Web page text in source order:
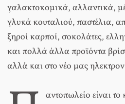
γαλακτοκομικά, αλλαντικά,
γλυκά κουταλιού, παστέλια,
ξηροί καρποί, σοκολάτες,
και πολλά άλλα προϊόντα
αλλά και στο νέο μας
αντοπωλείο είναι